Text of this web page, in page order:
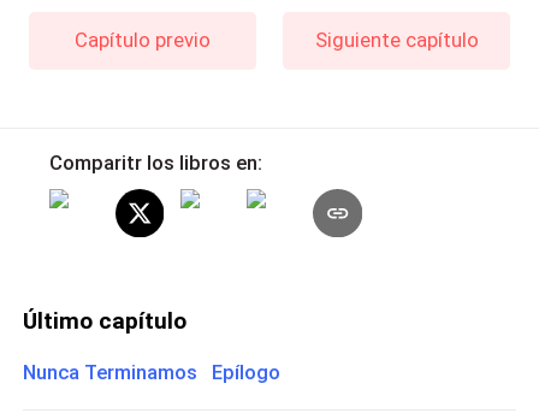
Capítulo previo Siguiente capítulo
Comparitr los libros en:
Último capítulo
Nunca Terminamos Epílogo